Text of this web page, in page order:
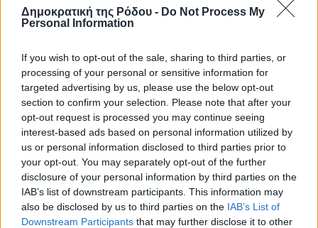
Δημοκρατική της Ρόδου - Do Not Process My
Personal Information
If you wish to opt-out of the sale, sharing to third parties, or
processing of your personal or sensitive information for
targeted advertising by us, please use the below opt-out
section to confirm your selection. Please note that after your
opt-out request is processed you may continue seeing
interest-based ads based on personal information utilized by
us or personal information disclosed to third parties prior to
your opt-out. You may separately opt-out of the further
disclosure of your personal information by third parties on the
IAB’s list of downstream participants. This information may
also be disclosed by us to third parties on the IAB’s List of
Downstream Participants that may further disclose it to other
Υπενθύμιση:
Για την μερική αναπαραγωγή της είδησης από άλλες
ιστοσελίδες είναι απαραίτητη η χρήση του παρακάτω
παρεχόμενου συνδέσμου παραπομπής προς το άρθρο